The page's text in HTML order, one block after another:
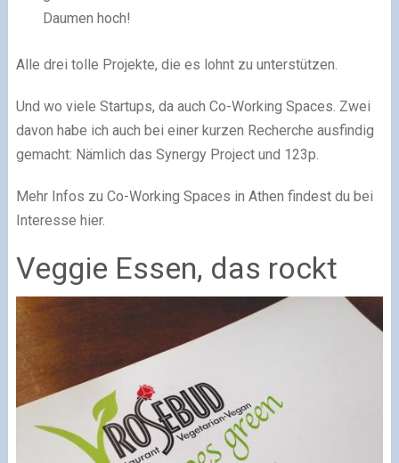
Daumen hoch!
Alle drei tolle Projekte, die es lohnt zu unterstützen.
Und wo viele Startups, da auch Co-Working Spaces. Zwei
davon habe ich auch bei einer kurzen Recherche ausfindig
gemacht: Nämlich das Synergy Project und 123p.
Mehr Infos zu Co-Working Spaces in Athen findest du bei
Interesse hier.
Veggie Essen, das rockt